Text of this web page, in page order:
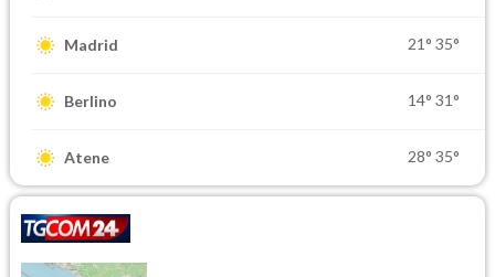
Madrid 21° 35°
Berlino 14° 31°
Atene 28° 35°